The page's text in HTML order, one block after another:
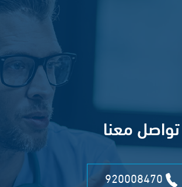
تواصل معنا